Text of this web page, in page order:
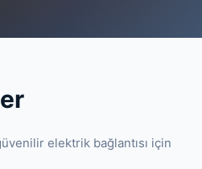
elektrik bağlantısı için